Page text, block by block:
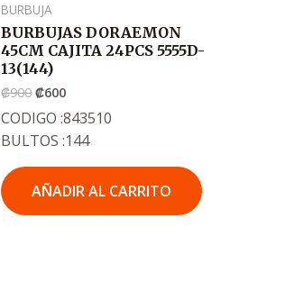
BURBUJA
BURBUJAS DORAEMON
45CM CAJITA 24PCS 5555D-
13(144)
₡900 ₡600
CODIGO :843510
BULTOS :144
AÑADIR AL CARRITO